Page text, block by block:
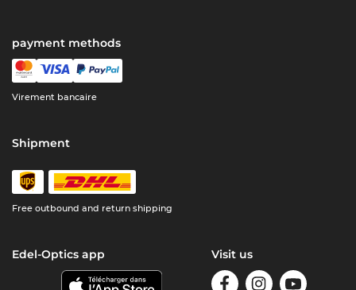
payment methods
Virement bancaire
Shipment
Free outbound and return shipping
Edel-Optics app Visit us